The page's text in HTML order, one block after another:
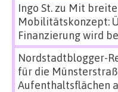
Ingo St.zu Mit
Mobilitätskonzept:
Finanzierung wird
Nordstadtblogger-
für die
Aufenthaltsflächen